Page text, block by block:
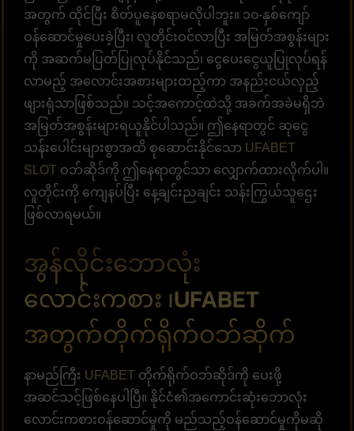
အတွက် ထိုင်ပြီး စိတ်ပူနေစရာမလိုပါဘူး။ ၁၀-နှစ်ကျော်
ဝန်ဆောင်မှုပေးခဲ့ပြီး၊ လူတိုင်းဝင်လာပြီး အမြတ်အစွန်းများ
ကို အဆက်မပြတ်ပြုလုပ်နိုင်သည်၊ ငွေပေးငွေယူပြုလုပ်ရန်
လာမည့် အလောင်းအစားများထည့်ကာ အနည်းငယ်လှည့်
ဖျားရုံသာဖြစ်သည်။ သင့်အကောင့်ထဲသို့ အခက်အခဲမရှိဘဲ
အမြတ်အစွန်းများရယူနိုင်ပါသည်။ ဤနေရာတွင် ဆုငွေ
သန်းပေါင်းများစွာအထိ စုဆောင်းနိုင်သော UFABET
SLOT ဝဘ်ဆိုဒ်ကို ဤနေရာတွင်သာ လျှောက်ထားလိုက်ပါ။
လူတိုင်းကို ကျေနပ်ပြီး နေ့ချင်းညချင်း သန်းကြွယ်သူဌေး
ဖြစ်လာရမယ်။
အွန်လိုင်းဘောလုံး
လောင်းကစား ၊UFABET
အတွက်တိုက်ရိုက်ဝဘ်ဆိုက်
နာမည်ကြီး UFABET တိုက်ရိုက်ဝဘ်ဆိုဒ်ကို ပေးဖို့
အဆင်သင့်ဖြစ်နေပါပြီ။ နိုင်ငံ၏အကောင်းဆုံးဘောလုံး
လောင်းကစားဝန်ဆောင်မှုကို မည်သည့်ဝန်ဆောင်မှုကိုမဆို